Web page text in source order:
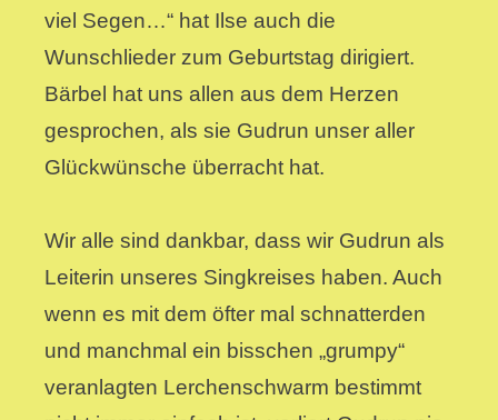
viel Segen…“ hat Ilse auch die
Wunschlieder zum Geburtstag dirigiert.
Bärbel hat uns allen aus dem Herzen
gesprochen, als sie Gudrun unser aller
Glückwünsche überracht hat.
Wir alle sind dankbar, dass wir Gudrun als
Leiterin unseres Singkreises haben. Auch
wenn es mit dem öfter mal schnatterden
und manchmal ein bisschen „grumpy“
veranlagten Lerchenschwarm bestimmt